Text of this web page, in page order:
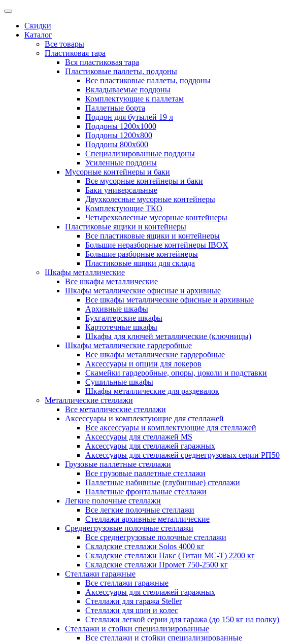
Скидки
Каталог
Все товары
Пластиковая тара
Вся пластиковая тара
Пластиковые паллеты, поддоны
Все пластиковые паллеты, поддоны
Вкладываемые поддоны
Комплектующие к паллетам
Паллетные борта
Поддон для бутылей 19 л
Поддоны 1200х1000
Поддоны 1200х800
Поддоны 800х600
Специализированные поддоны
Усиленные поддоны
Мусорные контейнеры и баки
Все мусорные контейнеры и баки
Баки универсальные
Двухколесные мусорные контейнеры
Комплектующие ТКО
Четырехколесные мусорные контейнеры
Пластиковые ящики и контейнеры
Все пластиковые ящики и контейнеры
Большие неразборные контейнеры IBOX
Большие разборные контейнеры
Пластиковые ящики для склада
Шкафы металлические
Все шкафы металлические
Шкафы металлические офисные и архивные
Все шкафы металлические офисные и архивные
Архивные шкафы
Бухгалтерские шкафы
Картотечные шкафы
Шкафы для ключей металлические (ключницы)
Шкафы металлические гардеробные
Все шкафы металлические гардеробные
Аксессуары и опции для локеров
Скамейки гардеробные, опоры, цоколи и подставки
Сушильные шкафы
Шкафы металлические для раздевалок
Металлические стеллажи
Все металлические стеллажи
Аксессуары и комплектующие для стеллажей
Все аксессуары и комплектующие для стеллажей
Аксессуары для стеллажей MS
Аксессуары для стеллажей гаражных
Аксессуары для стеллажей среднегрузовых серии РП50
Грузовые паллетные стеллажи
Все грузовые паллетные стеллажи
Паллетные набивные (глубинные) стеллажи
Паллетные фронтальные стеллажи
Легкие полочные стеллажи
Все легкие полочные стеллажи
Стеллажи архивные металлические
Среднегрузовые полочные стеллажи
Все среднегрузовые полочные стеллажи
Складские стеллажи Solos 4000 кг
Складские стеллажи Пакс (Титан МС-Т) 2200 кг
Складские стеллажи Промет 750-2500 кг
Стеллажи гаражные
Все стеллажи гаражные
Аксессуары для стеллажей гаражных
Стеллажи для гаража Steller
Стеллажи для шин и колес
Стеллажи легкой серии для гаража (до 150 кг на полку)
Стеллажи и стойки специализированные
Все стеллажи и стойки специализированные